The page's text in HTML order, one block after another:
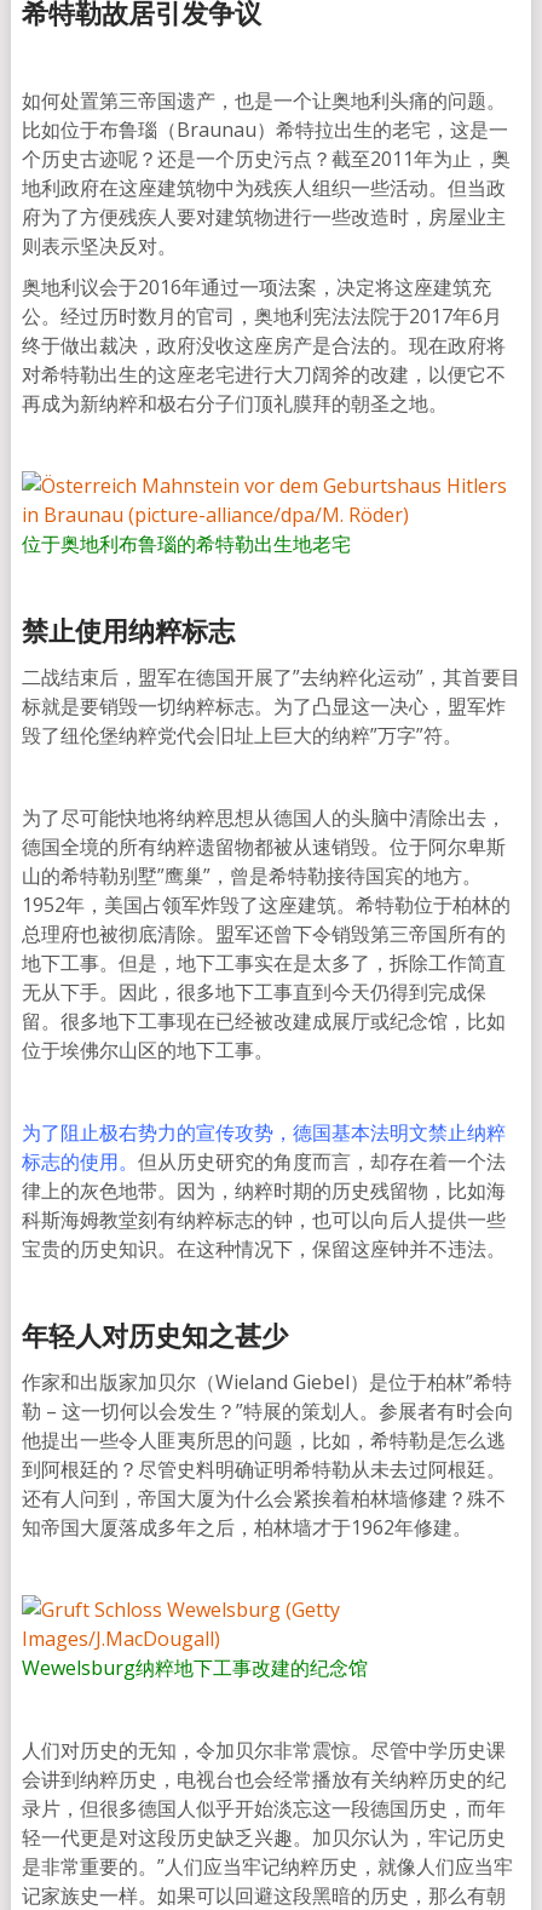
希特勒故居引发争议
如何处置第三帝国遗产，也是一个让奥地利头痛的问题。
比如位于布鲁瑙（Braunau）希特拉出生的老宅，这是一
个历史古迹呢？还是一个历史污点？截至2011年为止，奥
地利政府在这座建筑物中为残疾人组织一些活动。但当政
府为了方便残疾人要对建筑物进行一些改造时，房屋业主
则表示坚决反对。
奥地利议会于2016年通过一项法案，决定将这座建筑充
公。经过历时数月的官司，奥地利宪法法院于2017年6月
终于做出裁决，政府没收这座房产是合法的。现在政府将
对希特勒出生的这座老宅进行大刀阔斧的改建，以便它不
再成为新纳粹和极右分子们顶礼膜拜的朝圣之地。
位于奥地利布鲁瑙的希特勒出生地老宅
禁止使用纳粹标志
二战结束后，盟军在德国开展了”去纳粹化运动”，其首要目
标就是要销毁一切纳粹标志。为了凸显这一决心，盟军炸
毁了纽伦堡纳粹党代会旧址上巨大的纳粹”万字”符。
为了尽可能快地将纳粹思想从德国人的头脑中清除出去，
德国全境的所有纳粹遗留物都被从速销毁。位于阿尔卑斯
山的希特勒别墅”鹰巢”，曾是希特勒接待国宾的地方。
1952年，美国占领军炸毁了这座建筑。希特勒位于柏林的
总理府也被彻底清除。盟军还曾下令销毁第三帝国所有的
地下工事。但是，地下工事实在是太多了，拆除工作简直
无从下手。因此，很多地下工事直到今天仍得到完成保
留。很多地下工事现在已经被改建成展厅或纪念馆，比如
位于埃佛尔山区的地下工事。
为了阻止极右势力的宣传攻势，德国基本法明文禁止纳粹
标志的使用。 但从历史研究的角度而言，却存在着一个法
律上的灰色地带。因为，纳粹时期的历史残留物，比如海
科斯海姆教堂刻有纳粹标志的钟，也可以向后人提供一些
宝贵的历史知识。在这种情况下，保留这座钟并不违法。
年轻人对历史知之甚少
作家和出版家加贝尔（Wieland Giebel）是位于柏林”希特
勒 – 这一切何以会发生？”特展的策划人。参展者有时会向
他提出一些令人匪夷所思的问题，比如，希特勒是怎么逃
到阿根廷的？尽管史料明确证明希特勒从未去过阿根廷。
还有人问到，帝国大厦为什么会紧挨着柏林墙修建？殊不
知帝国大厦落成多年之后，柏林墙才于1962年修建。
Wewelsburg纳粹地下工事改建的纪念馆
人们对历史的无知，令加贝尔非常震惊。尽管中学历史课
会讲到纳粹历史，电视台也会经常播放有关纳粹历史的纪
录片，但很多德国人似乎开始淡忘这一段德国历史，而年
轻一代更是对这段历史缺乏兴趣。加贝尔认为，牢记历史
是非常重要的。”人们应当牢记纳粹历史，就像人们应当牢
记家族史一样。如果可以回避这段黑暗的历史，那么有朝